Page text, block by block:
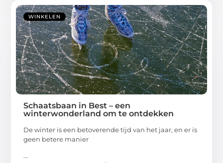
WINKELEN
Schaatsbaan in Best – een
winterwonderland om te ontdekken
De winter is een betoverende tijd van het jaar, en er is
geen betere manier
...